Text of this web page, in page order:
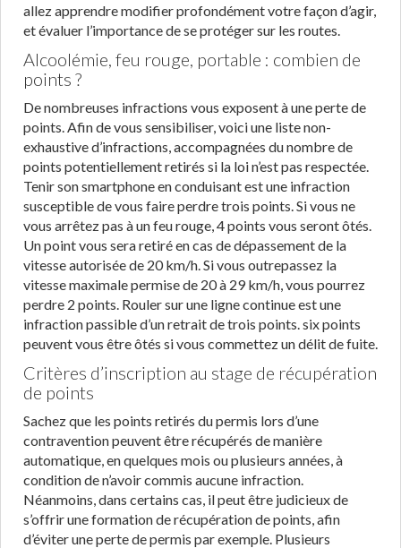
allez apprendre modifier profondément votre façon d’agir,
et évaluer l’importance de se protéger sur les routes.
Alcoolémie, feu rouge, portable : combien de
points ?
De nombreuses infractions vous exposent à une perte de
points. Afin de vous sensibiliser, voici une liste non-
exhaustive d’infractions, accompagnées du nombre de
points potentiellement retirés si la loi n’est pas respectée.
Tenir son smartphone en conduisant est une infraction
susceptible de vous faire perdre trois points. Si vous ne
vous arrêtez pas à un feu rouge, 4 points vous seront ôtés.
Un point vous sera retiré en cas de dépassement de la
vitesse autorisée de 20 km/h. Si vous outrepassez la
vitesse maximale permise de 20 à 29 km/h, vous pourrez
perdre 2 points. Rouler sur une ligne continue est une
infraction passible d’un retrait de trois points. six points
peuvent vous être ôtés si vous commettez un délit de fuite.
Critères d’inscription au stage de récupération
de points
Sachez que les points retirés du permis lors d’une
contravention peuvent être récupérés de manière
automatique, en quelques mois ou plusieurs années, à
condition de n’avoir commis aucune infraction.
Néanmoins, dans certains cas, il peut être judicieux de
s’offrir une formation de récupération de points, afin
d’éviter une perte de permis par exemple. Plusieurs